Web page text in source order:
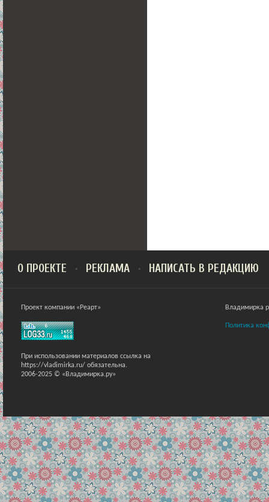
О ПРОЕКТЕ РЕКЛАМА НАПИСАТЬ В РЕДАКЦИЮ
Проект компании «Реарт»
При использовании материалов ссылка на
https://vladimirka.ru/ обязательна.
2006-2025 © «Владимирка.ру»
Владимирка
Политика